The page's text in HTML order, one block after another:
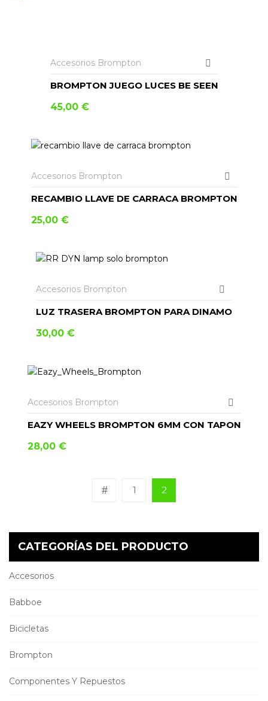
CATEGORÍAS DEL PRODUCTO
Accesorios
Babboe
Bicicletas
Brompton
Componentes Y Repuestos
Accesorios Brompton
BROMPTON JUEGO LUCES BE SEEN
45,00 €
Accesorios Brompton
RECAMBIO LLAVE DE CARRACA BROMPTON
25,00 €
Accesorios Brompton
LUZ TRASERA BROMPTON PARA DINAMO
30,00 €
Accesorios Brompton
EAZY WHEELS BROMPTON 6MM CON TAPON
28,00 €
1 2